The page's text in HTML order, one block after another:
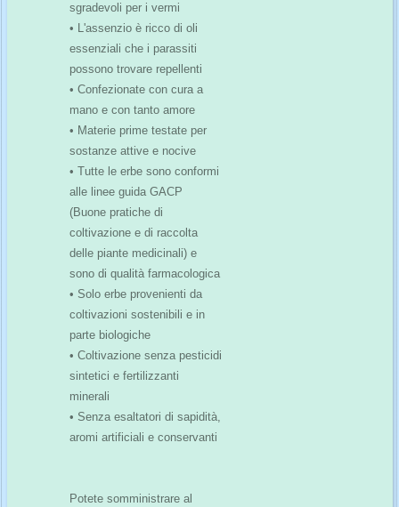
sgradevoli per i vermi
• L'assenzio è ricco di oli
essenziali che i parassiti
possono trovare repellenti
• Confezionate con cura a
mano e con tanto amore
• Materie prime testate per
sostanze attive e nocive
• Tutte le erbe sono conformi
alle linee guida GACP
(Buone pratiche di
coltivazione e di raccolta
delle piante medicinali) e
sono di qualità farmacologica
• Solo erbe provenienti da
coltivazioni sostenibili e in
parte biologiche
• Coltivazione senza pesticidi
sintetici e fertilizzanti
minerali
• Senza esaltatori di sapidità,
aromi artificiali e conservanti
Potete somministrare al